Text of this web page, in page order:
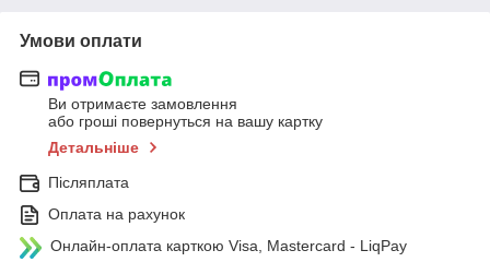
Умови оплати
Ви отримаєте замовлення
або гроші повернуться на вашу картку
Детальніше
Післяплата
Оплата на рахунок
Онлайн-оплата карткою Visa, Mastercard - LiqPay